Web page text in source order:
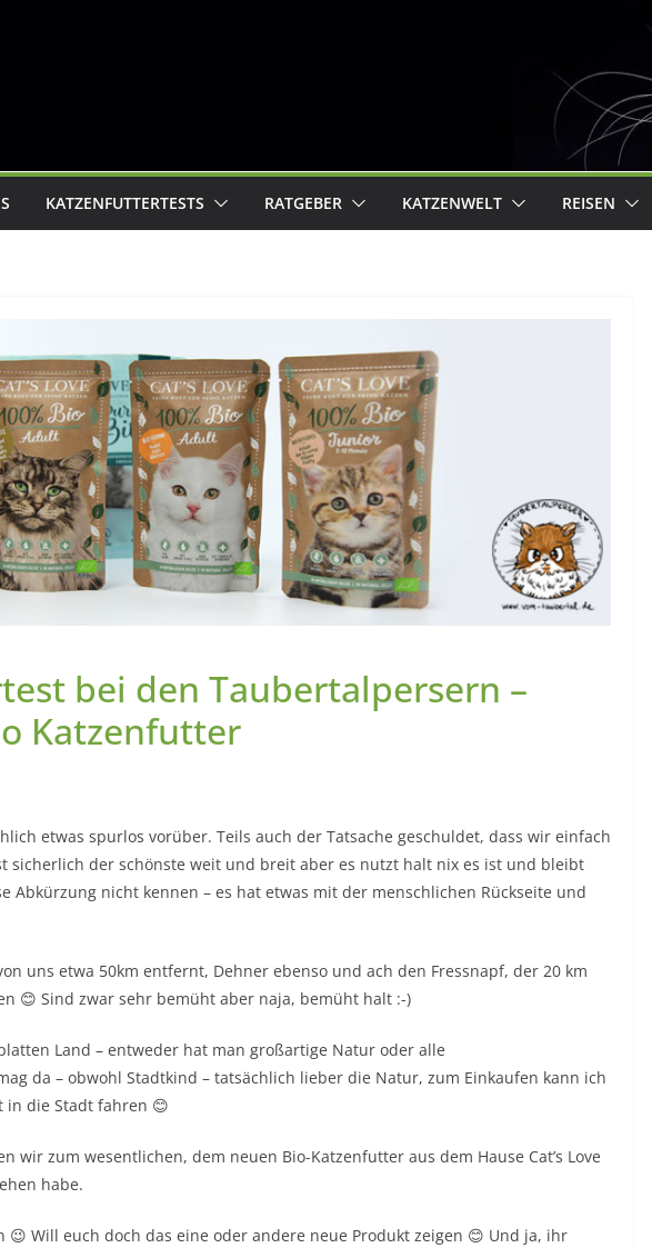
KATZENFUTTERTESTS RATGEBER KATZENWELT REISEN
bei den Taubertalpersern –
Katzenfutter
etwas spurlos vorüber. Teils auch der Tatsache geschuldet, dass wir einfach
sicherlich der schönste weit und breit aber es nutzt halt nix es ist und bleibt
Abkürzung nicht kennen – es hat etwas mit der menschlichen Rückseite und
uns etwa 50km entfernt, Dehner ebenso und ach den Fressnapf, der 20 km
😊 Sind zwar sehr bemüht aber naja, bemüht halt :-)
Land – entweder hat man großartige Natur oder alle
da – obwohl Stadtkind – tatsächlich lieber die Natur, zum Einkaufen kann ich
in die Stadt fahren 😊
wir zum wesentlichen, dem neuen Bio-Katzenfutter aus dem Hause Cat’s Love
habe.
😉 Will euch doch das eine oder andere neue Produkt zeigen 😊 Und ja, ihr